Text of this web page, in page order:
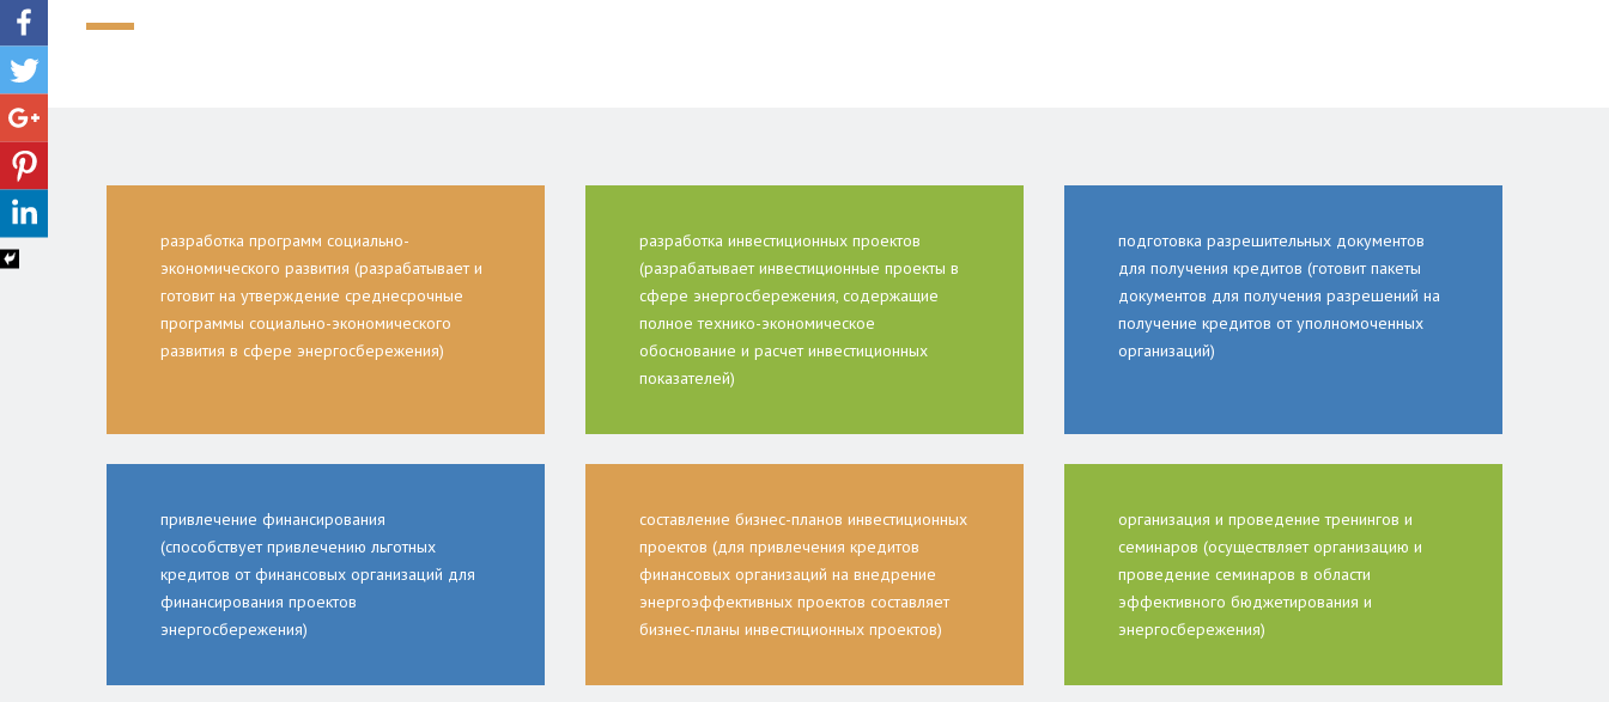
разработка программ социально-
экономического развития (разрабатывает и
готовит на утверждение среднесрочные
программы социально-экономического
развития в сфере энергосбережения)
разработка инвестиционных проектов
(разрабатывает инвестиционные проекты в
сфере энергосбережения, содержащие
полное технико-экономическое
обоснование и расчет инвестиционных
показателей)
подготовка разрешительных документов
для получения кредитов (готовит пакеты
документов для получения разрешений на
получение кредитов от уполномоченных
организаций)
привлечение финансирования
(способствует привлечению льготных
кредитов от финансовых организаций для
финансирования проектов
энергосбережения)
составление бизнес-планов инвестиционных
проектов (для привлечения кредитов
финансовых организаций на внедрение
энергоэффективных проектов составляет
бизнес-планы инвестиционных проектов)
организация и проведение тренингов и
семинаров (осуществляет организацию и
проведение семинаров в области
эффективного бюджетирования и
энергосбережения)